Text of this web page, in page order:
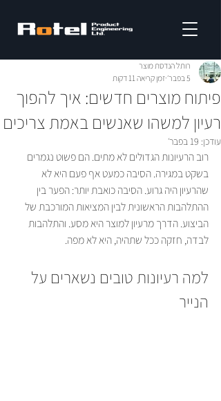
פיתוח מוצרים חדשים: איך להפוך
רעיון למשהו שאנשים באמת צריכים
רותל הנדסת מוצר
5 בפבר׳
זמן קריאה 11 דקות
עודכן: 19 בפבר׳
רוב הרעיונות הגדולים לא מתים. הם פשוט נגמרים
בשקט במגירה. הסיבה כמעט אף פעם היא לא
שהרעיון היה גרוע. הסיבה כואבת יותר: הפער בין
ההתלהבות הראשונית לבין המציאות המורכבת של
הביצוע. הדרך מרעיון למוצר היא מסע. והתלהבות
לבדה, חזקה ככל שתהיה, היא לא מפה.
למה רעיונות טובים נשארים על
הנייר